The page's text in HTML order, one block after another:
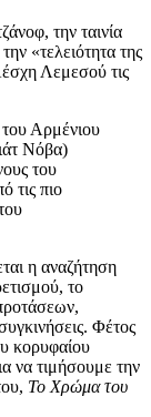
την ταινία
«τελειότητα της
Λεμεσού τις
Αρμένιου
Νόβα)
του
τις πιο
η αναζήτηση
το
Φέτος
κορυφαίου
να τιμήσουμε την
Το Χρώμα του